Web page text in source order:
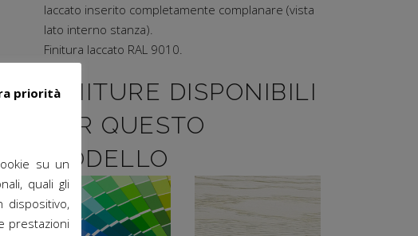
laccato inserito completamente complanare (vista
lato interno stanza).
Finitura laccato RAL 9010.
FINITURE DISPONIBILI
PER QUESTO
MODELLO
priorità
su un
quali gli
dispositivo,
prestazioni